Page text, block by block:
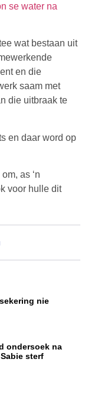
se water na
wat bestaan uit
en die
saam met
die uitbraak te
en daar word op
as ‘n
voor hulle dit
nie
ondersoek na
sterf